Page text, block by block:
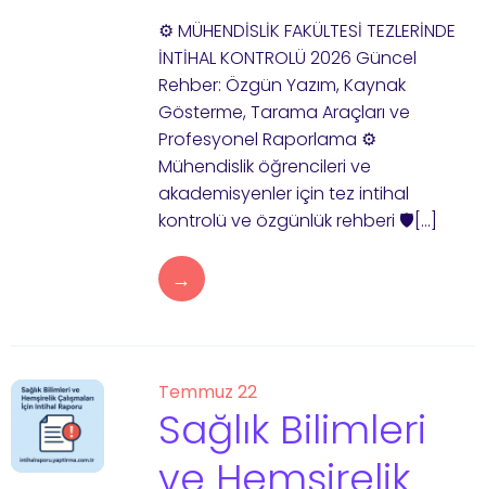
⚙️ MÜHENDİSLİK FAKÜLTESİ TEZLERİNDE
İNTİHAL KONTROLÜ 2026 Güncel
Rehber: Özgün Yazım, Kaynak
Gösterme, Tarama Araçları ve
Profesyonel Raporlama ⚙️
Mühendislik öğrencileri ve
akademisyenler için tez intihal
kontrolü ve özgünlük rehberi 🛡️[…]
→
Temmuz 22
Sağlık Bilimleri